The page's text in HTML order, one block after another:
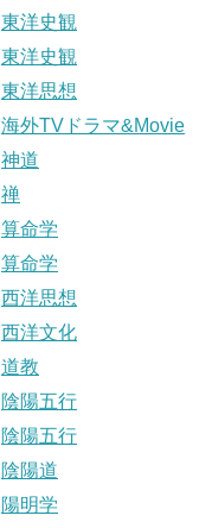
東洋史観
東洋史観
東洋思想
海外TVドラマ&Movie
神道
禅
算命学
算命学
西洋思想
西洋文化
道教
陰陽五行
陰陽五行
陰陽道
陽明学